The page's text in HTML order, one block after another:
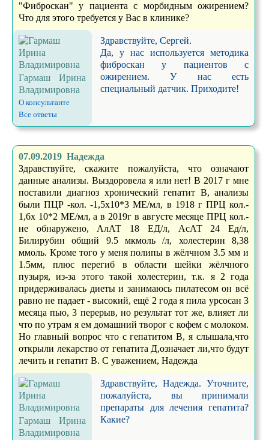
"Фиброскан" у пациента с морбидным ожирением?
Что для этого требуется у Вас в клинике?
Гармаш Ирина
Владимировна
О консультанте
Все ответы
Здравствуйте, Сергей.
Да, у нас используется методика
фиброскан у пациентов с
ожирением. У нас есть
специальный датчик. Приходите!
07.09.2019 Надежда
Здравствуйте, скажите пожалуйста, что означают
данные анализы. Выздоровела я или нет! В 2017 г мне
поставили диагноз хронический гепатит В, анализы
были ПЦР -кол. -1,5х10*3 МЕ/мл, в 1918 г ПРЦ кол.-
1,6х 10*2 МЕ/мл, а в 2019г в августе месяце ПРЦ кол.-
не обнаружено, АлАТ 18 ЕД/л, АсАТ 24 Ед/л,
Билирубин общий 9.5 мкмоль /л, холестерин 8,38
ммоль. Кроме того у меня полипы в жёлчном 3.5 мм и
1.5мм, плюс перегиб в области шейки жёлчного
пузыря, из-за этого такой холестерин, т.к. я 2 года
придерживалась диеты и занимаюсь пилатесом он всё
равно не падает - высокий, ещё 2 года я пила урсосан 3
месяца пью, 3 перерыв, но результат тот же, влияет ли
что по утрам я ем домашний творог с кофем с молоком.
Но главный вопрос что с гепатитом В, я слышала,что
открыли лекарство от гепатита Д,означает ли,что будут
лечить и гепатит В. С уважением, Надежда
Гармаш Ирина
Владимировна
Здравствуйте, Надежда. Уточните,
пожалуйста, вы принимали
препараты для лечения гепатита?
Какие?